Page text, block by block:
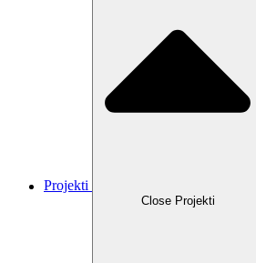
Projekti
Close Projekti